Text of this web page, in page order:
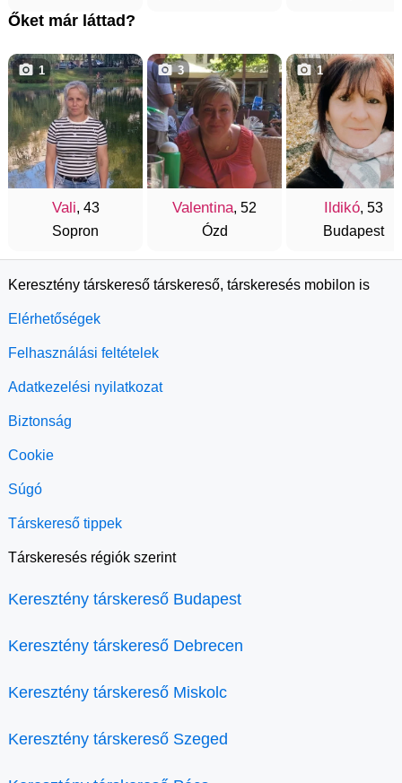
Őket már láttad?
Vali, 43
Sopron
1
Valentina, 52
Ózd
3
Ildikó, 53
Budapest
1
Keresztény társkereső társkereső, társkeresés mobilon is
Elérhetőségek
Felhasználási feltételek
Adatkezelési nyilatkozat
Biztonság
Cookie
Súgó
Társkereső tippek
Társkeresés régiók szerint
Keresztény társkereső Budapest
Keresztény társkereső Debrecen
Keresztény társkereső Miskolc
Keresztény társkereső Szeged